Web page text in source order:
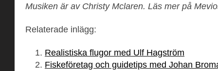
Musiken är av Christy Mclaren. Läs mer på
Relaterade inlägg:
Realistiska flugor med Ulf Hagström
Fiskeföretag och guidetips med Johan